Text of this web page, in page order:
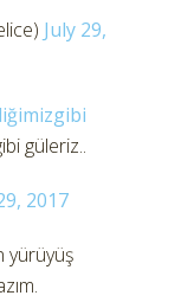
July 29,
güleriz..
2017
yürüyüş